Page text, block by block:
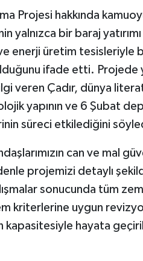
Projesi hakkında
yalnızca bir baraj
enerji üretim tesisleriyle
ifade etti. Projede
veren Çadır, dünya
yapının ve 6 Şubat
süreci etkilediğini
can ve mal
projemizi detaylı
sonucunda tüm
kriterlerine uygun
kapasitesiyle hayata